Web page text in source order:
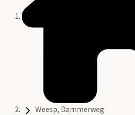
Weesp, Dammerweg